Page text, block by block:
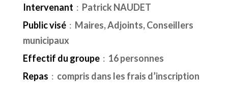
Intervenant : Patrick NAUDET
Public visé : Maires, Adjoints, Conseillers
municipaux
Effectif du groupe: 16 personnes
Repas : compris dans les frais d’inscription